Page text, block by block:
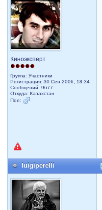
Киноэксперт
Группа: Участники
Регистрация: 30 Сен 2006, 18:34
Сообщений: 9677
Откуда: Казахстан
Пол:
luigiperelli